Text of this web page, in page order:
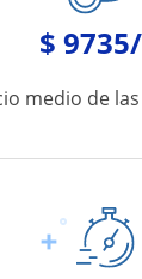
$
medio de